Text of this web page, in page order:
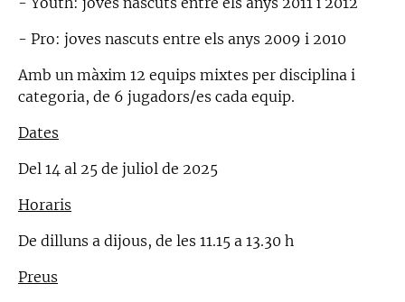
- Pro: joves nascuts entre els anys 2009 i 2010
Amb un màxim 12 equips mixtes per disciplina i
categoria, de 6 jugadors/es cada equip.
Dates
Del 14 al 25 de juliol de 2025
Horaris
De dilluns a dijous, de les 11.15 a 13.30 h
Preus